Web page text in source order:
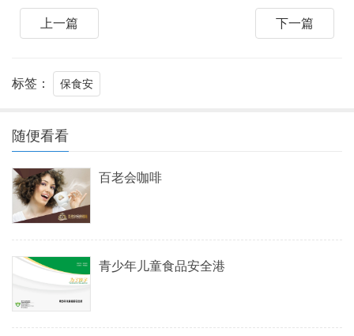
上一篇 下一篇
标签： 保食安
随便看看
百老会咖啡
青少年儿童食品安全港